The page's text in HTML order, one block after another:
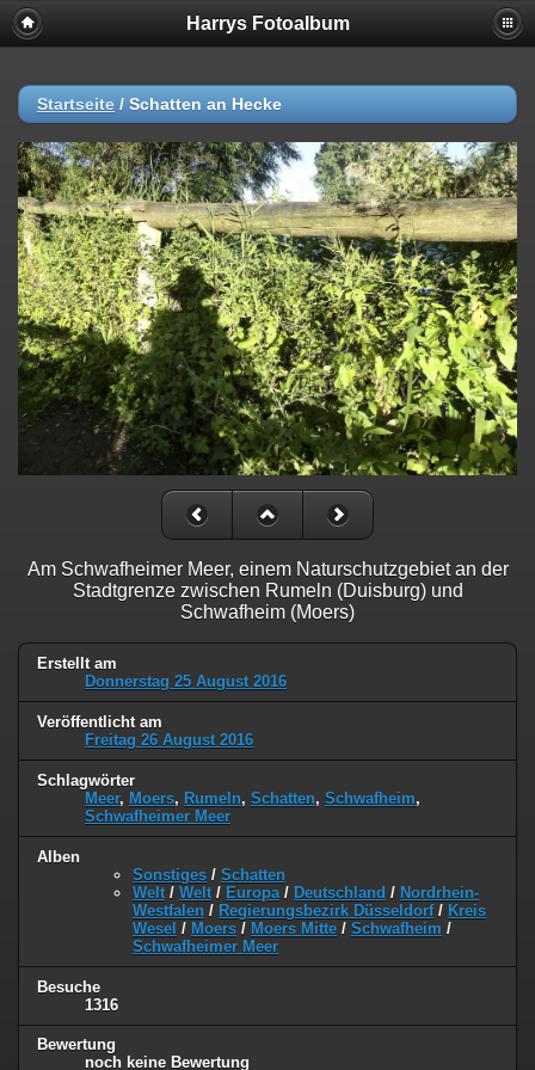
Harrys Fotoalbum
Startseite / Schatten an Hecke
Am Schwafheimer Meer, einem Naturschutzgebiet an der
Stadtgrenze zwischen Rumeln (Duisburg) und
Schwafheim (Moers)
Erstellt am
Donnerstag 25 August 2016
Veröffentlicht am
Freitag 26 August 2016
Schlagwörter
Meer, Moers, Rumeln, Schatten, Schwafheim,
Schwafheimer Meer
Alben
Sonstiges / Schatten
Welt / Welt / Europa / Deutschland / Nordrhein-
Westfalen / Regierungsbezirk Düsseldorf/ Kreis
Wesel / Moers / Moers Mitte / Schwafheim /
Schwafheimer Meer
Besuche
1316
Bewertung
noch keine Bewertung